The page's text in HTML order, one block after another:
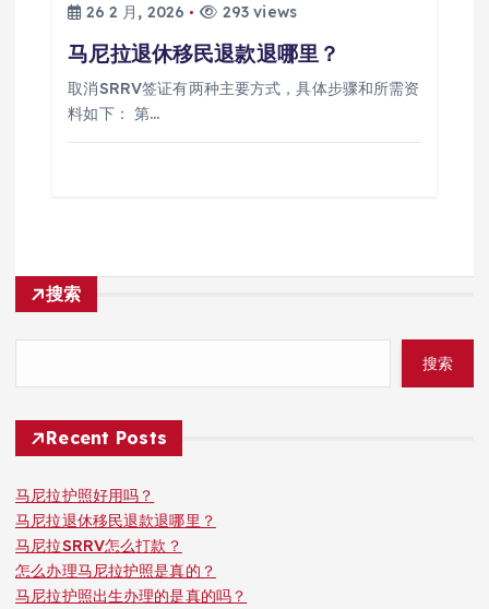
26 2 月, 2026
293 views
马尼拉退休移民退款退哪里？
取消SRRV签证有两种主要方式，具体步骤和所需资
料如下： 第…
搜索
搜索
Recent Posts
马尼拉护照好用吗？
马尼拉退休移民退款退哪里？
马尼拉SRRV怎么打款？
怎么办理马尼拉护照是真的？
马尼拉护照出生办理的是真的吗？